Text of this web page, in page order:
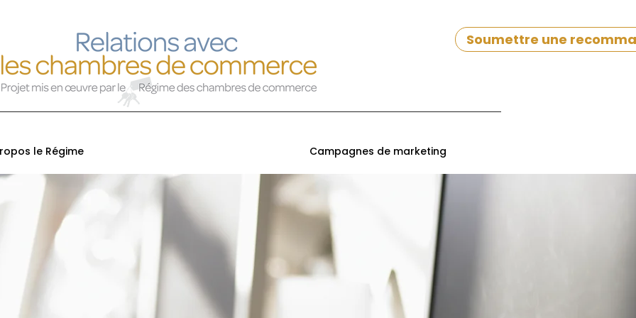
Soumettre une
le Régime Campagnes de marketing